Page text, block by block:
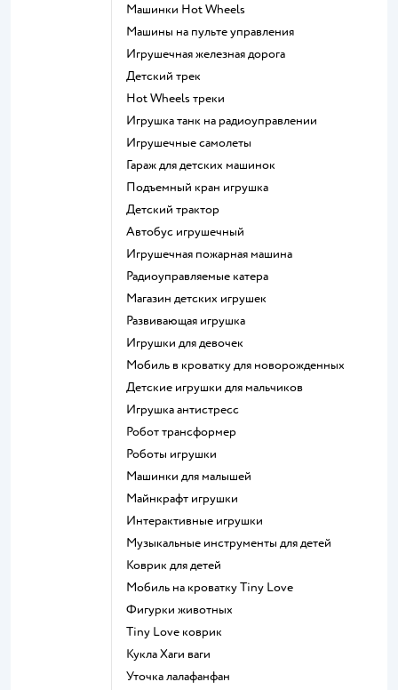
Машинки Hot Wheels
Машины на пульте управления
Игрушечная железная дорога
Детский трек
Hot Wheels треки
Игрушка танк на радиоуправлении
Игрушечные самолеты
Гараж для детских машинок
Подъемный кран игрушка
Детский трактор
Автобус игрушечный
Игрушечная пожарная машина
Радиоуправляемые катера
Магазин детских игрушек
Развивающая игрушка
Игрушки для девочек
Мобиль в кроватку для новорожденных
Детские игрушки для мальчиков
Игрушка антистресс
Робот трансформер
Роботы игрушки
Машинки для малышей
Майнкрафт игрушки
Интерактивные игрушки
Музыкальные инструменты для детей
Коврик для детей
Мобиль на кроватку Tiny Love
Фигурки животных
Tiny Love коврик
Кукла Хаги ваги
Уточка лалафанфан